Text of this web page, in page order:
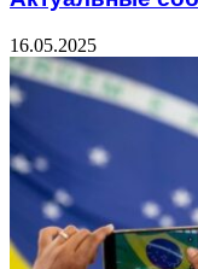
16.05.2025